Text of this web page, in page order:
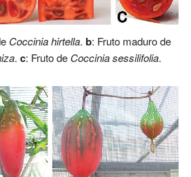
Coccinia hirtella. b: Fruto maduro de
. c: Fruto de Coccinia sessilifolia.